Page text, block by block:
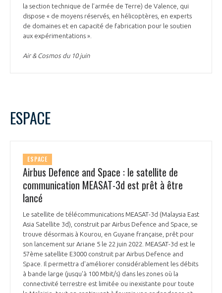
la section technique de l’armée de Terre) de Valence, qui
dispose « de moyens réservés, en hélicoptères, en experts
de domaines et en capacité de fabrication pour le soutien
aux expérimentations ».
Air & Cosmos du 10 juin
ESPACE
ESPACE
Airbus Defence and Space : le satellite de
communication MEASAT-3d est prêt à être
lancé
Le satellite de télécommunications MEASAT-3d (Malaysia East
Asia Satellite 3d), construit par Airbus Defence and Space, se
trouve désormais à Kourou, en Guyane française, prêt pour
son lancement sur Ariane 5 le 22 juin 2022. MEASAT-3d est le
57ème satellite E3000 construit par Airbus Defence and
Space. Il permettra d'améliorer considérablement les débits
à bande large (jusqu'à 100 Mbit/s) dans les zones où la
connectivité terrestre est limitée ou inexistante pour toute